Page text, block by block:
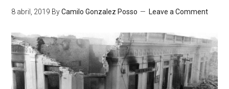
8 abril, 2019 ByCamilo Gonzalez Posso Leave a Comment